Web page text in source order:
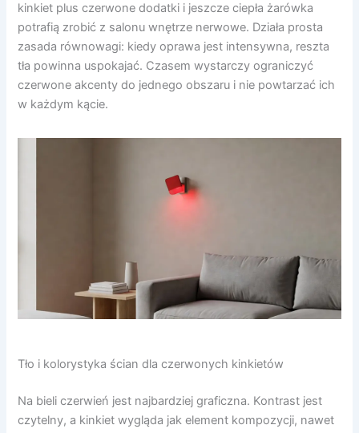
kinkiet plus czerwone dodatki i jeszcze ciepła żarówka
potrafią zrobić z salonu wnętrze nerwowe. Działa prosta
zasada równowagi: kiedy oprawa jest intensywna, reszta
tła powinna uspokajać. Czasem wystarczy ograniczyć
czerwone akcenty do jednego obszaru i nie powtarzać ich
w każdym kącie.
Tło i kolorystyka ścian dla czerwonych kinkietów
Na bieli czerwień jest najbardziej graficzna. Kontrast jest
czytelny, a kinkiet wygląda jak element kompozycji, nawet